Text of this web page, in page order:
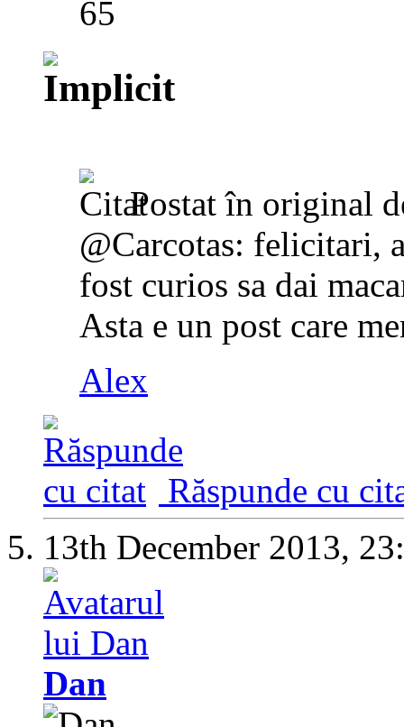
65
Postat în original
@Carcotas: felicitari,
fost curios sa dai
Asta e un post care
Alex
Răspunde cu
13th December 2013,
Dan